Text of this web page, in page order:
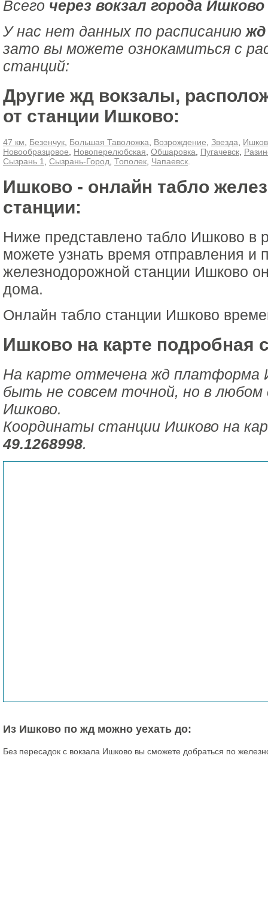
Всего через вокзал города
У нас нет данных по расписанию
зато вы можете ознокамиться с
станций:
Другие жд вокзалы,
от станции Ишково:
47 км Безенчук Большая Таволожка Возрождение Звезда
Новообразцовое
Новоперелюбская Обшаровка Пугачевск
Сызрань 1
Сызрань-Город Тополек Чапаевск
Ишково - онлайн табло
станции:
Ниже представлено табло Ишково в
можете узнать время отправления и
железнодорожной станции Ишково
дома.
Онлайн табло станции Ишково
Ишково на карте подробная
На карте отмечена жд
быть не совсем точной, но в любом
Ишково.
Координаты станции Ишково на
49.1268998.
Из Ишково по жд можно уехать до:
Без пересадок с вокзала Ишково вы сможете добраться по